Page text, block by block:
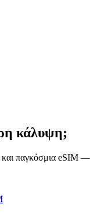
κάλυψη;
παγκόσμια eSIM